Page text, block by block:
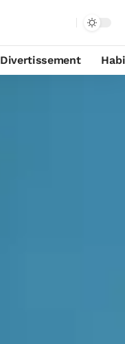
Divertissement